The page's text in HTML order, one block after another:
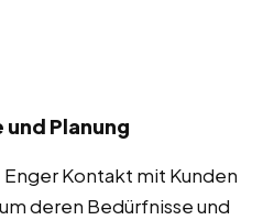
Planung
Enger Kontakt mit Kunden
deren Bedürfnisse und